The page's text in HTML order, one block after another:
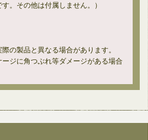
。その他は付属しません。）
の製品と異なる場合があります。
ジに角つぶれ等ダメージがある場合